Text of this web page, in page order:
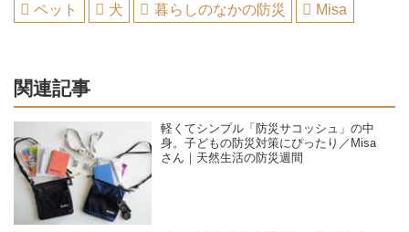
ペット
犬 暮らしのなかの防災 Misa
関連記事
軽くてシンプル「防災サコッシュ」の中
身。子どもの防災対策にぴったり／Misa
さん｜天然生活の防災週間